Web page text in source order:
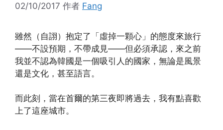
02/10/2017 作者 Fang
雖然（自詡）抱定了「虛掉一顆心」的態度來旅行
——不設預期，不帶成見——但必須承認，來之前
我並不認為韓國是一個吸引人的國家，無論是風景
還是文化，甚至語言。
而此刻，當在首爾的第三夜即將過去，我有點喜歡
上了這座城市。